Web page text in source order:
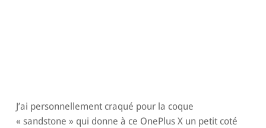
J’ai personnellement craqué pour la coque
« sandstone » qui donne à ce OnePlus X un petit coté